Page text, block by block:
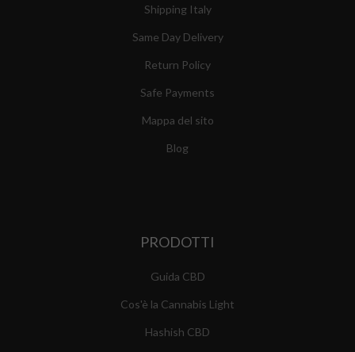
Shipping Italy
Same Day Delivery
Return Policy
Safe Payments
Mappa del sito
Blog
PRODOTTI
Guida CBD
Cos'è la Cannabis Light
Hashish CBD